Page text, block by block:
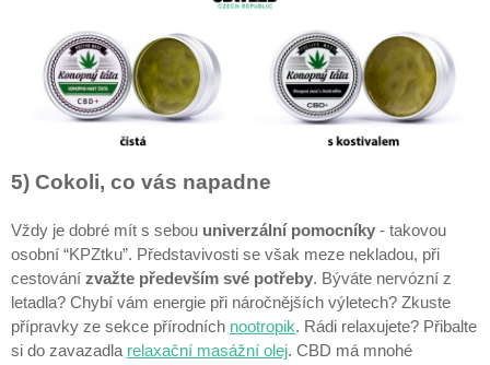
5) Cokoli, co vás napadne
Vždy je dobré mít s sebou univerzální pomocníky - takovou
osobní “KPZtku”. Představivosti se však meze nekladou, při
cestování zvažte především své potřeby. Býváte nervózní z
letadla? Chybí vám energie při náročnějších výletech? Zkuste
přípravky ze sekce přírodních nootropik. Rádi relaxujete? Přibalte
si do zavazadla relaxační masážní olej. CBD má mnohé